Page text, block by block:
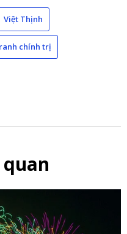
Việt Thịnh
chính trị